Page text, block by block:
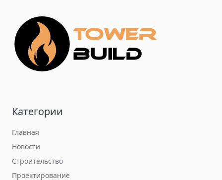
Категории
Главная
Новости
Строительство
Проектирование